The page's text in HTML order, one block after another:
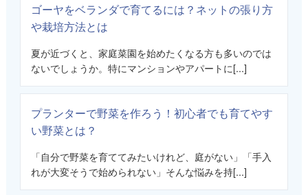
ゴーヤをベランダで育てるには？ネットの張り方
や栽培方法とは
夏が近づくと、家庭菜園を始めたくなる方も多いのでは
ないでしょうか。特にマンションやアパートに[...]
プランターで野菜を作ろう！初心者でも育てやす
い野菜とは？
「自分で野菜を育ててみたいけれど、庭がない」「手入
れが大変そうで始められない」そんな悩みを持[...]